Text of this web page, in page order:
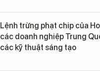
Lệnh trừng phạt chip của
các doanh nghiệp Trung
các kỹ thuật sáng tạo